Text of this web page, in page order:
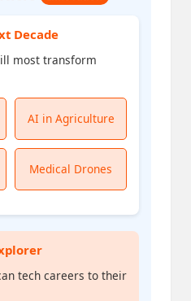
Decade
most transform
AI in Agriculture
Medical Drones
tech careers to their